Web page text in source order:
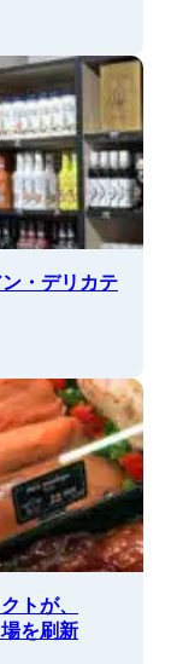
・デリカテ
トが、
を刷新